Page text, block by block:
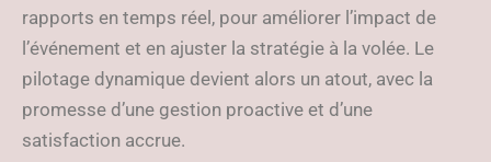
rapports en temps réel, pour améliorer l’impact de
l’événement et en ajuster la stratégie à la volée. Le
pilotage dynamique devient alors un atout, avec la
promesse d’une gestion proactive et d’une
satisfaction accrue.